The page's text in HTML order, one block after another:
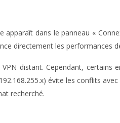
dans le panneau «
directement les performances
distant. Cependant, certains
évite les conflits
recherché.